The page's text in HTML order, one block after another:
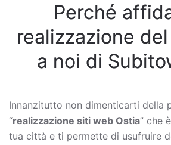
Perché
realizzazione
a noi di
Innanzitutto non dimenticarti della
“realizzazione siti web Ostia” che
tua città e ti permette di usufruire